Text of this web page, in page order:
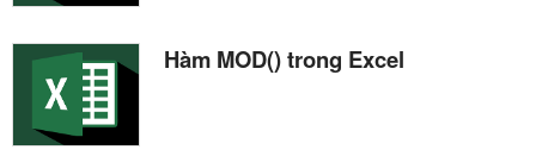
Hàm MOD() trong Excel